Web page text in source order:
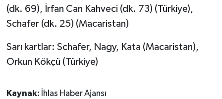
(dk. 69), İrfan Can Kahveci (dk. 73) (Türkiye),
Schafer (dk. 25) (Macaristan)
Sarı kartlar: Schafer, Nagy, Kata (Macaristan),
Orkun Kökçü (Türkiye)
Kaynak: İhlas Haber Ajansı